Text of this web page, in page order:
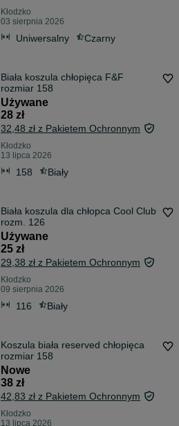
Kłodzko
03 sierpnia 2026
Uniwersalny Czarny
Biała koszula chłopięca F&F
rozmiar 158
Używane
28 zł
32,48 zł z Pakietem Ochronnym
Kłodzko
13 lipca 2026
158 Biały
Biała koszula dla chłopca Cool Club
rozm. 126
Używane
25 zł
29,38 zł z Pakietem Ochronnym
Kłodzko
09 sierpnia 2026
116 Biały
Koszula biała reserved chłopięca
rozmiar 158
Nowe
38 zł
42,83 zł z Pakietem Ochronnym
Kłodzko
13 lipca 2026